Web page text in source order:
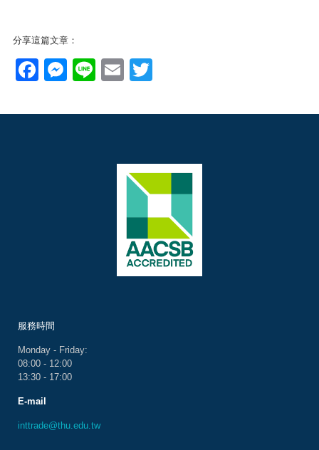
分享這篇文章：
Facebook
Messenger
LineEmail
服務時間
Monday - Friday:
08:00 - 12:00
13:30 - 17:00
E-mail
inttrade@thu.edu.tw